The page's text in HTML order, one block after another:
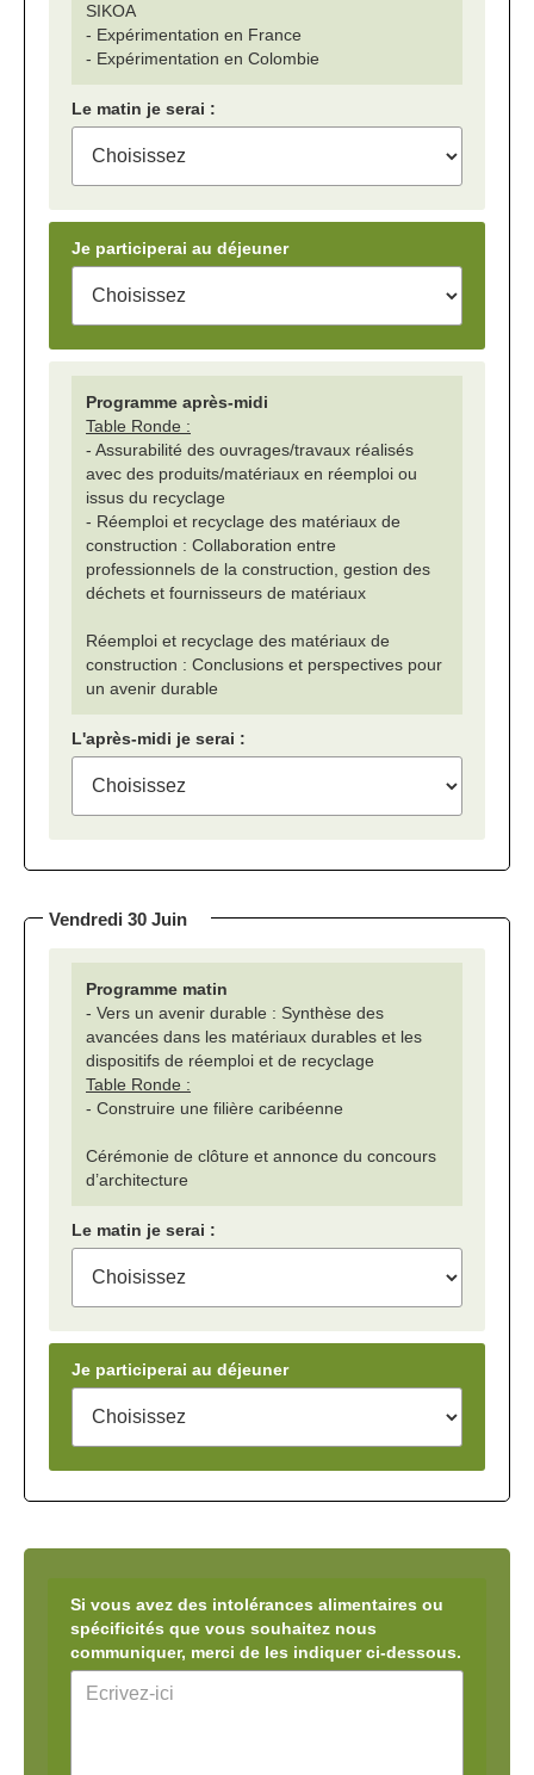
SIKOA
- Expérimentation en France
- Expérimentation en Colombie
Le matin je serai :
Je participerai au déjeuner
Programme après-midi
Table Ronde :
- Assurabilité des ouvrages/travaux réalisés
avec des produits/matériaux en réemploi ou
issus du recyclage
- Réemploi et recyclage des matériaux de
construction : Collaboration entre
professionnels de la construction, gestion des
déchets et fournisseurs de matériaux
Réemploi et recyclage des matériaux de
construction : Conclusions et perspectives pour
un avenir durable
L'après-midi je serai :
Programme matin
- Vers un avenir durable : Synthèse des
avancées dans les matériaux durables et les
dispositifs de réemploi et de recyclage
Table Ronde :
- Construire une filière caribéenne
Cérémonie de clôture et annonce du concours
d’architecture
Le matin je serai :
Je participerai au déjeuner
Vendredi 30 Juin
Si vous avez des intolérances alimentaires ou
spécificités que vous souhaitez nous
communiquer, merci de les indiquer ci-dessous.